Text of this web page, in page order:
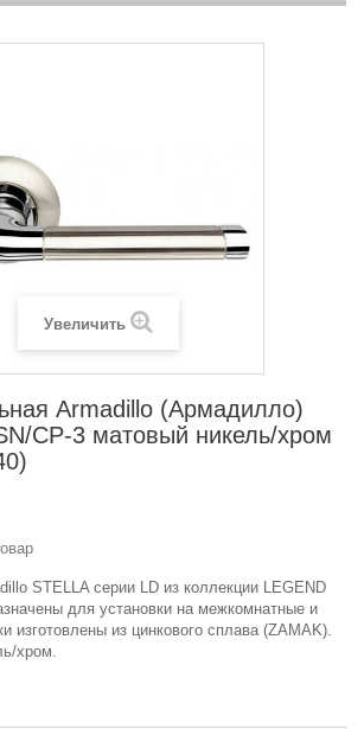
Увеличить
Armadillo (Армадилло)
CP-3 матовый никель/хром
STELLA серии LD из коллекции LEGEND
для установки на межкомнатные и
изготовлены из цинкового сплава (ZAMAK).
хром.